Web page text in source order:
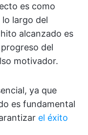
es como
largo del
alcanzado es
del
motivador.
ya que
es fundamental
el éxito